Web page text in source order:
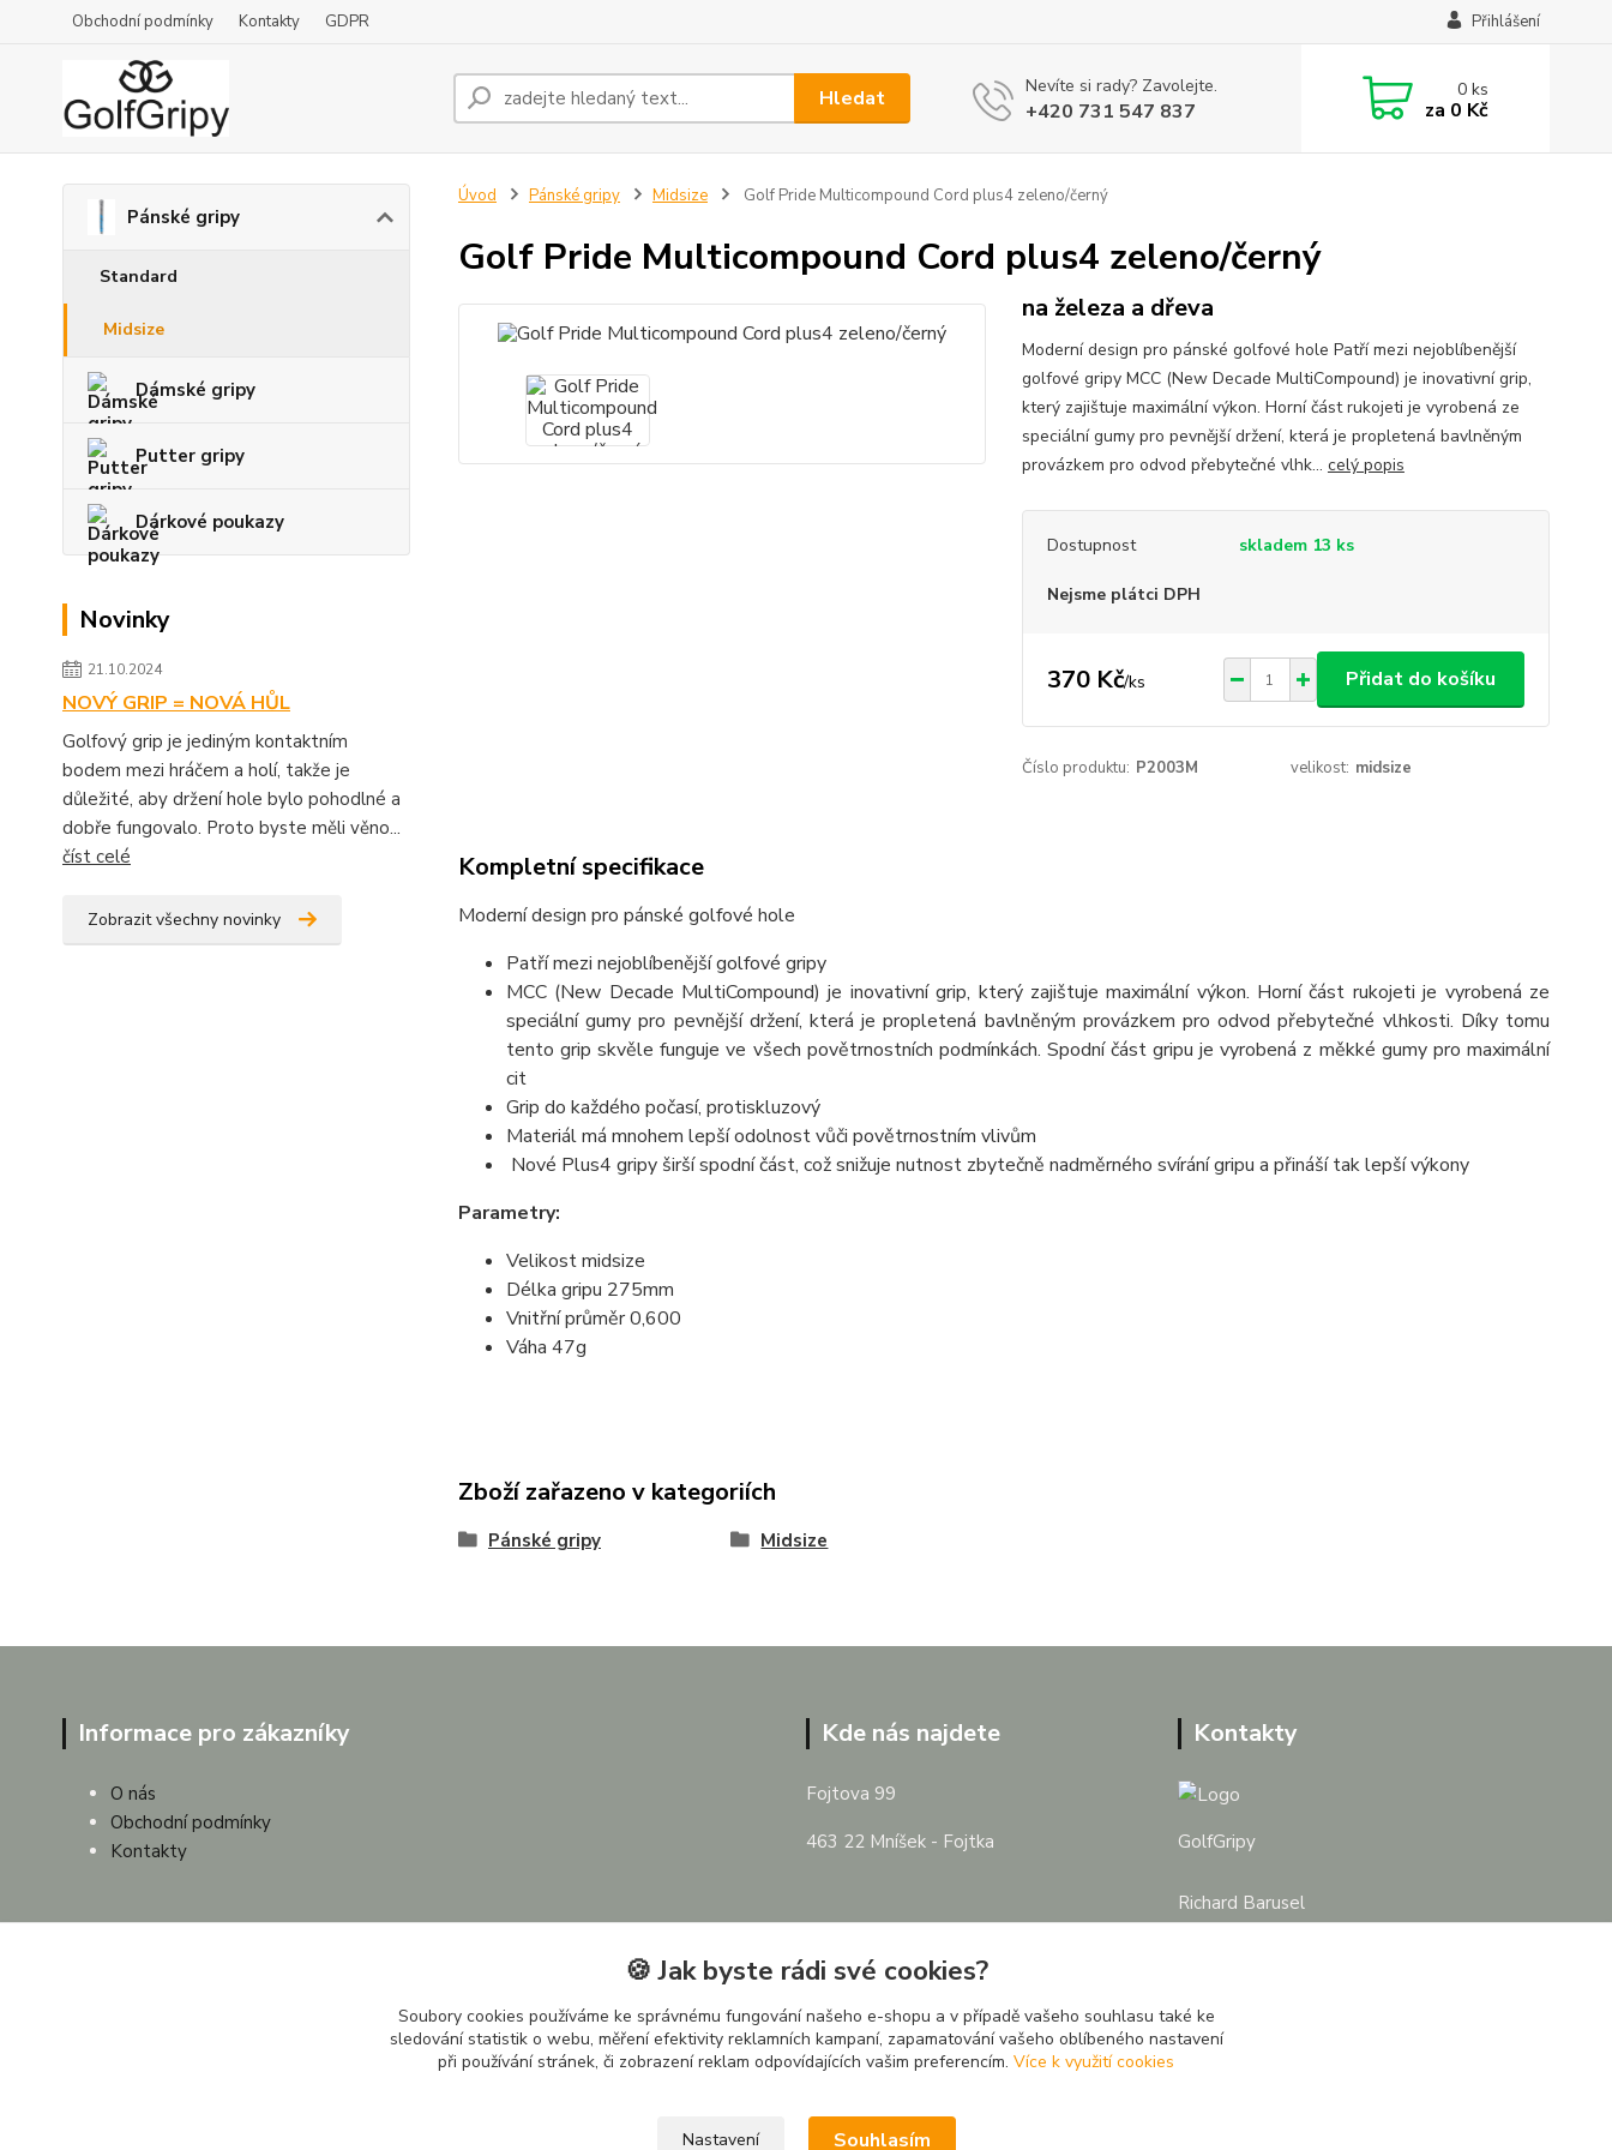
Obchodní podmínky Kontakty GDPR Přihlášení
Hledat Nevíte si rady? Zavolejte.
+420 731 547 837
0ks
za 0 Kč
Pánské gripy
Standard
Midsize
Dámské gripy
Putter gripy
Dárkové poukazy
Novinky
21.10.2024
NOVÝ GRIP = NOVÁ HŮL
Golfový grip je jediným kontaktním
bodem mezi hráčem a holí, takže je
důležité, aby držení hole bylo pohodlné a
dobře fungovalo. Proto byste měli věno...
číst celé
Zobrazit všechny novinky
Úvod Pánské gripy Midsize Golf Pride Multicompound Cord plus4 zeleno/černý
Golf Pride Multicompound Cord plus4 zeleno/černý
na železa a dřeva
Moderní design pro pánské golfové hole Patří mezi nejoblíbenější
golfové gripy MCC (New Decade MultiCompound) je inovativní grip,
který zajištuje maximální výkon. Horní část rukojeti je vyrobená ze
speciální gumy pro pevnější držení, která je propletená bavlněným
provázkem pro odvod přebytečné vlhk... celý popis
Dostupnost skladem 13 ks
Nejsme plátci DPH
370 Kč/ks Přidat do košíku
Číslo produktu: P2003M velikost: midsize
Kompletní specifikace
Moderní design pro pánské golfové hole
Patří mezi nejoblíbenější golfové gripy
MCC (New Decade MultiCompound) je inovativní grip, který zajištuje maximální výkon. Horní část rukojeti je vyrobená ze
speciální gumy pro pevnější držení, která je propletená bavlněným provázkem pro odvod přebytečné vlhkosti. Díky tomu
tento grip skvěle funguje ve všech povětrnostních podmínkách. Spodní část gripu je vyrobená z měkké gumy pro maximální
cit
Grip do každého počasí, protiskluzový
Materiál má mnohem lepší odolnost vůči povětrnostním vlivům
Nové Plus4 gripy širší spodní část, což snižuje nutnost zbytečně nadměrného svírání gripu a přináší tak lepší výkony
Parametry:
Velikost midsize
Délka gripu 275mm
Vnitřní průměr 0,600
Váha 47g
Zboží zařazeno v kategoriích
Pánské gripy Midsize
Informace pro zákazníky
O nás
Obchodní podmínky
Kontakty
Kde nás najdete
Fojtova 99
463 22 Mníšek - Fojtka
Kontakty
GolfGripy
Richard Barusel
+420 731 547 837
🍪 Jak byste rádi své cookies?
Soubory cookies používáme ke správnému fungování našeho e-shopu a v případě vašeho souhlasu také ke
sledování statistik o webu, měření efektivity reklamních kampaní, zapamatování vašeho oblíbeného nastavení
při používání stránek, či zobrazení reklam odpovídajících vašim preferencím. Více k využití cookies
Nastavení Souhlasím